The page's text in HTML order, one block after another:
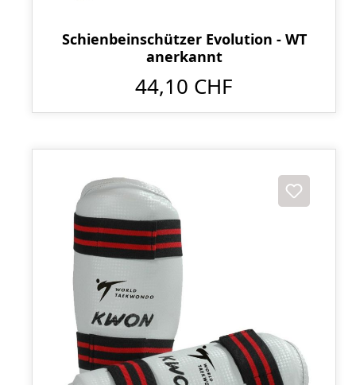
Schienbeinschützer Evolution - WT
anerkannt
44,10 CHF